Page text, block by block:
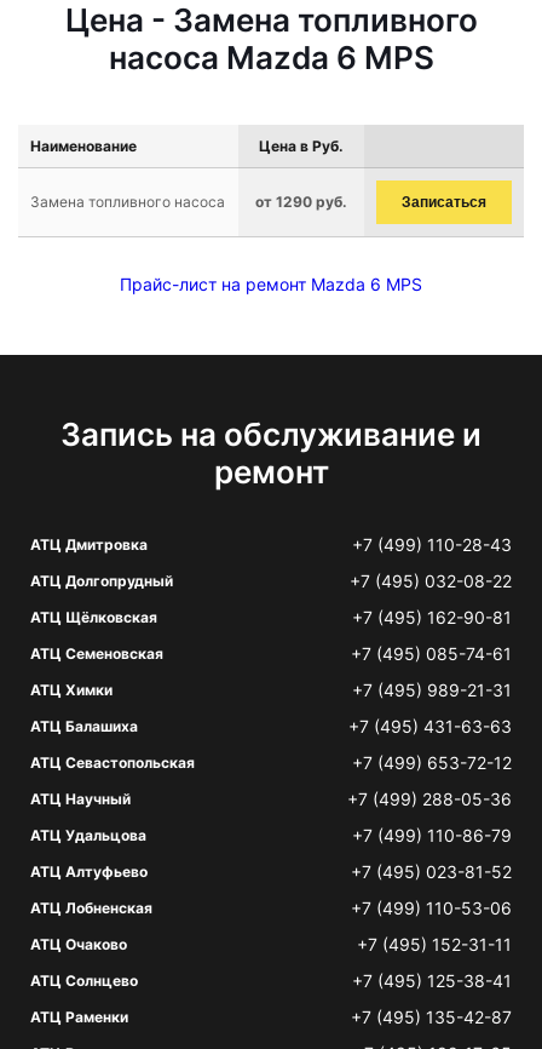
Цена - Замена топливного
насоса Mazda 6 MPS
Наименование Цена в Руб.
Замена топливного насоса от 1290 руб. Записаться
Прайс-лист на ремонт Mazda 6 MPS
Запись на обслуживание и
ремонт
АТЦ Дмитровка +7 (499) 110-28-43
АТЦ Долгопрудный +7 (495) 032-08-22
АТЦ Щёлковская +7 (495) 162-90-81
АТЦ Семеновская +7 (495) 085-74-61
АТЦ Химки +7 (495) 989-21-31
АТЦ Балашиха +7 (495) 431-63-63
АТЦ Севастопольская +7 (499) 653-72-12
АТЦ Научный +7 (499) 288-05-36
АТЦ Удальцова +7 (499) 110-86-79
АТЦ Алтуфьево +7 (495) 023-81-52
АТЦ Лобненская +7 (499) 110-53-06
АТЦ Очаково +7 (495) 152-31-11
АТЦ Солнцево +7 (495) 125-38-41
АТЦ Раменки +7 (495) 135-42-87